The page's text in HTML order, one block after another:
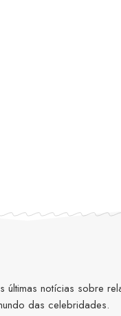
notícias sobre
das celebridades.